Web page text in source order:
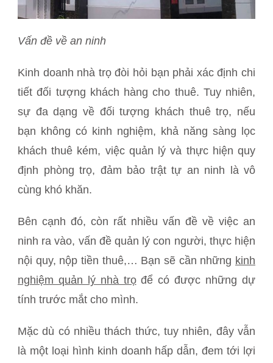
Vấn đề về an ninh
Kinh doanh nhà trọ đòi hỏi bạn phải xác định chi
tiết đối tượng khách hàng cho thuê. Tuy nhiên,
sự đa dạng về đối tượng khách thuê trọ, nếu
bạn không có kinh nghiệm, khả năng sàng lọc
khách thuê kém, việc quản lý và thực hiện quy
định phòng trọ, đảm bảo trật tự an ninh là vô
cùng khó khăn.
Bên cạnh đó, còn rất nhiều vấn đề về việc an
ninh ra vào, vấn đề quản lý con người, thực hiện
nội quy, nộp tiền thuê,… Bạn sẽ cần những kinh
nghiệm quản lý nhà trọđể có được những dự
tính trước mắt cho mình.
Mặc dù có nhiều thách thức, tuy nhiên, đây vẫn
là một loại hình kinh doanh hấp dẫn, đem tới lợi